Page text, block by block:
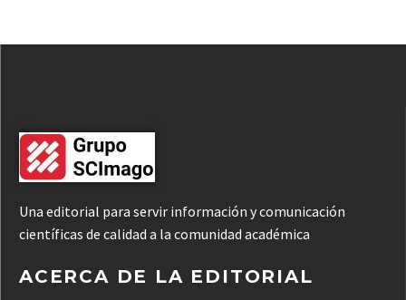
Una editorial para servir información y comunicación
científicas de calidad a la comunidad académica
ACERCA DE LA EDITORIAL